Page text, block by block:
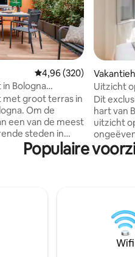
Gemiddelde
4,96 (320)
Bologna
groot terras in
Om de
een van de meest
steden in
of het nu
is, voor
cultuur en
beroemdste
voor een lange of
of zaken.
Uitzicht
By
Dit
hart van
uitzicht
een
met elk
keuken.
Populaire
Wifi